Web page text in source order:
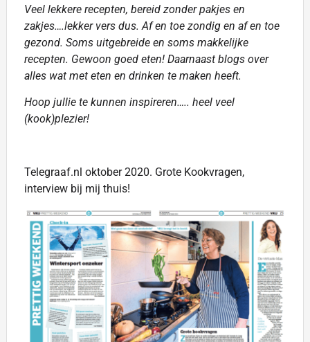
Veel lekkere recepten, bereid zonder pakjes en
zakjes….lekker vers dus. Af en toe zondig en af en toe
gezond. Soms uitgebreide en soms makkelijke
recepten. Gewoon goed eten! Daarnaast blogs over
alles wat met eten en drinken te maken heeft.
Hoop jullie te kunnen inspireren….. heel veel
(kook)plezier!
Telegraaf.nl oktober 2020. Grote Kookvragen,
interview bij mij thuis!